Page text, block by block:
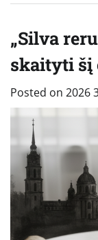
„Silva
skaityti šį
Posted on 2026